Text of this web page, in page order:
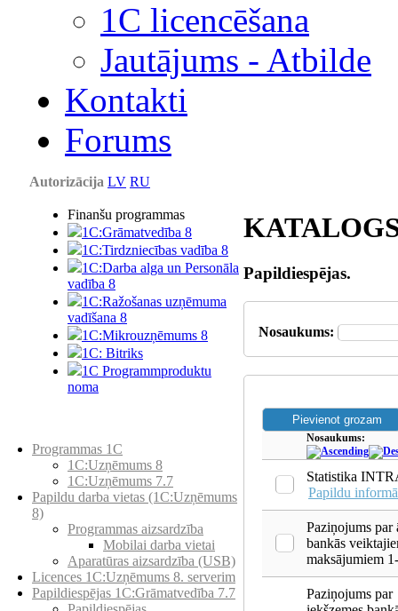
1С licencēšana
Jautājums - Atbilde
Kontakti
Forums
Autorizācija LV RU
Finanšu programmas
1C:Grāmatvedība 8
1C:Tirdzniecības vadība 8
1C:Darba alga un Personāla
vadība 8
1C:Ražošanas uzņēmuma
vadīšana 8
1С:Мikrouzņēmums 8
1C: Bitriks
1C Programmproduktu
noma
Programmas 1C
1C:Uzņēmums 8
1C:Uzņēmums 7.7
Papildu darba vietas (1C:Uzņēmums
8)
Programmas aizsardzība
Mobilai darba vietai
Aparatūras aizsardzība (USB)
Licences 1C:Uzņēmums 8. serverim
Papildiespējas 1C:Grāmatvedība 7.7
Papildiespējas.
Nosaukums:
Nosaukums:
Statistika
Papildu
Paziņojums par
bankās
maksājumiem
Paziņojums par